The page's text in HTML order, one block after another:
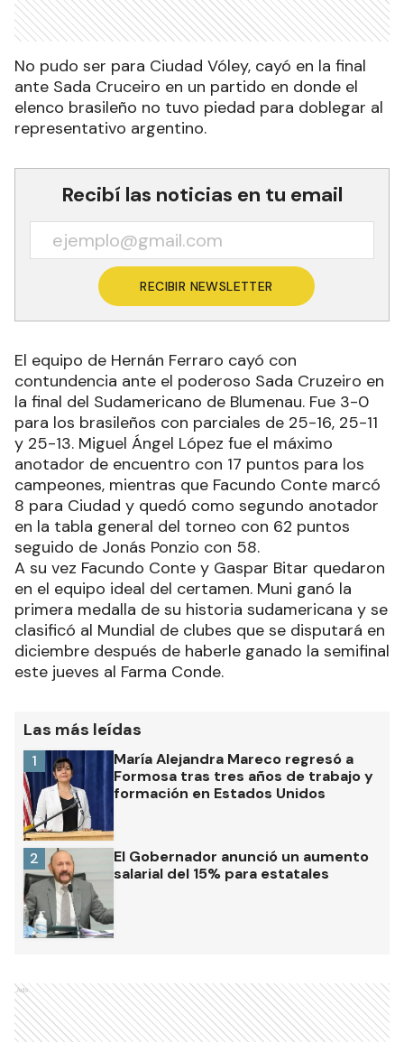
No pudo ser para Ciudad Vóley, cayó en la final
ante Sada Cruceiro en un partido en donde el
elenco brasileño no tuvo piedad para doblegar al
representativo argentino.
Recibí las noticias en tu email
RECIBIR NEWSLETTER
El equipo de Hernán Ferraro cayó con
contundencia ante el poderoso Sada Cruzeiro en
la final del Sudamericano de Blumenau. Fue 3-0
para los brasileños con parciales de 25-16, 25-11
y 25-13. Miguel Ángel López fue el máximo
anotador de encuentro con 17 puntos para los
campeones, mientras que Facundo Conte marcó
8 para Ciudad y quedó como segundo anotador
en la tabla general del torneo con 62 puntos
seguido de Jonás Ponzio con 58.
A su vez Facundo Conte y Gaspar Bitar quedaron
en el equipo ideal del certamen. Muni ganó la
primera medalla de su historia sudamericana y se
clasificó al Mundial de clubes que se disputará en
diciembre después de haberle ganado la semifinal
este jueves al Farma Conde.
Las más leídas
María Alejandra Mareco regresó a
Formosa tras tres años de trabajo y
formación en Estados Unidos
1
El Gobernador anunció un aumento
salarial del 15% para estatales
2
Ads